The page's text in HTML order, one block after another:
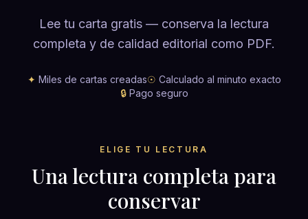
Lee tu carta gratis — conserva la lectura
completa y de calidad editorial como PDF.
✦ Miles de cartas creadas☉ Calculado al minuto exacto
🔒Pago seguro
ELIGE TU LECTURA
Una lectura completa para
conservar